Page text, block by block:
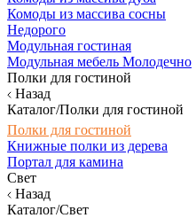
Комоды из массива сосны
Недорого
Модульная гостиная
Модульная мебель Молодечно
Полки для гостиной
Назад
Каталог/Полки для гостиной
Полки для гостиной
Книжные полки из дерева
Портал для камина
Свет
Назад
Каталог/Свет